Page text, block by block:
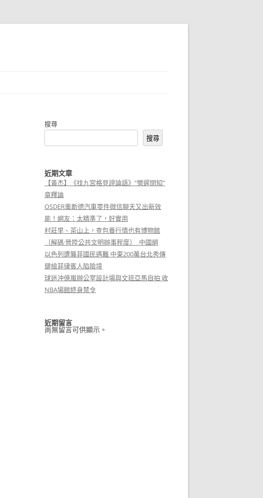
搜尋
搜尋
近期文章
【黃杰】《找九宮格見證論語》“樊遲問知”
章釋論
OSDER奧斯德汽車零件微信聊天又出新效
能！網友：太精準了，好實用
村莊里、茶山上，查包養行情也有博物館
（解碼·晉陞公共文明辦事程度）_中國網
以色列遭襲菲國民遇難 中東200萬台北秀傳
健檢菲律賓人陷險境
球迷沖億嵐辦公室設計場與文班亞馬自拍 收
NBA場館終身禁令
近期留言
尚無留言可供顯示。